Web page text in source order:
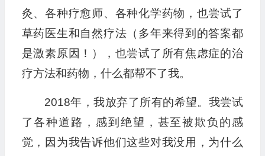
灸、各种疗愈师、各种化学药物，也尝试了
草药医生和自然疗法（多年来得到的答案都
是激素原因！），也尝试了所有焦虑症的治
疗方法和药物，什么都帮不了我。
2018年，我放弃了所有的希望。我尝试
了各种道路，感到绝望，甚至被欺负的感
觉，因为我告诉他们这些对我没用，为什么